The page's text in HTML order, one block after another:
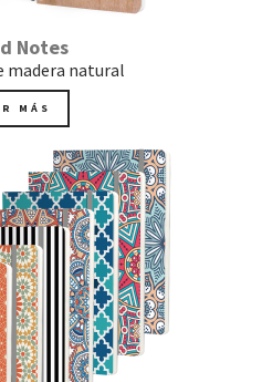
Notes
madera natural
MÁS